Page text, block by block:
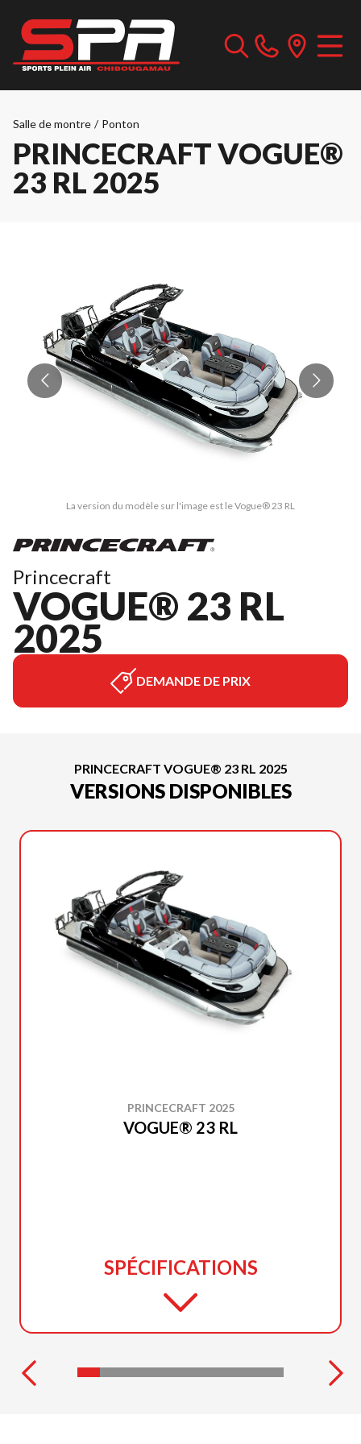
Salle de montre / Ponton
PRINCECRAFT VOGUE®
23 RL 2025
La version du modèle sur l'image est le Vogue® 23 RL
Princecraft
VOGUE® 23 RL
2025
DEMANDE DE PRIX
PRINCECRAFT VOGUE® 23 RL 2025
VERSIONS DISPONIBLES
PRINCECRAFT 2025
VOGUE® 23 RL
SPÉCIFICATIONS